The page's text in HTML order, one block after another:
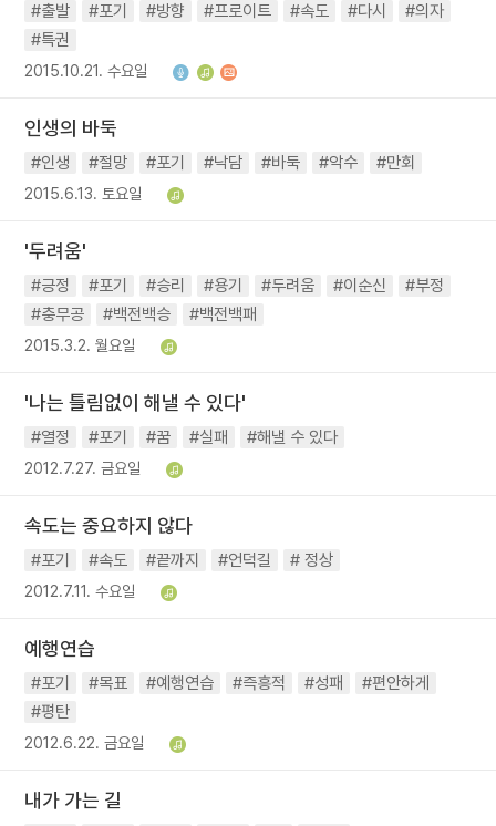
#출발 #포기 #방향 #프로이트 #속도 #다시
#의자
#특권
2015.10.21. 수요일
인생의 바둑
#인생 #절망 #포기 #낙담 #바둑 #악수 #만회
2015.6.13. 토요일
'두려움'
#긍정 #포기 #승리 #용기 #두려움 #이순신
#부정
#충무공
#백전백승 #백전백패
2015.3.2. 월요일
'나는 틀림없이 해낼 수 있다'
#열정 #포기 #꿈 #실패 #해낼 수 있다
2012.7.27. 금요일
속도는 중요하지 않다
#포기 #속도 #끝까지 #언덕길 # 정상
2012.7.11. 수요일
예행연습
#포기 #목표 #예행연습 #즉흥적 #성패
#편안하게
#평탄
2012.6.22. 금요일
내가 가는 길